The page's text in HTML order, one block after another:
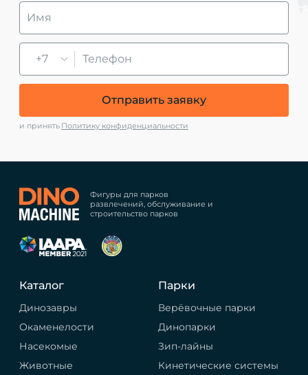
+7
Отправить заявку
и принять Политику конфиденциальности
Фигуры для парков
развлечений, обслуживание и
строительство парков
Каталог
Динозавры
Окаменелости
Насекомые
Животные
Парки
Верёвочные парки
Динопарки
Зип-лайны
Кинетические системы